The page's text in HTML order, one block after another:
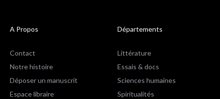
A Propos
Contact
Notre histoire
Déposer un manuscrit
Espace libraire
Départements
Littérature
Essais & docs
Sciences humaines
Spiritualités